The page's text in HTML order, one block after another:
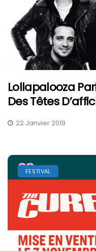
Lollapalooza
Des Têtes
22 Janvier 2019
FESTIVAL